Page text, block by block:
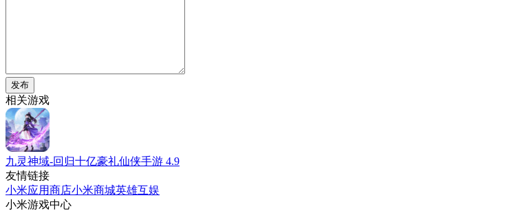
发布
相关游戏
九灵神域-回归十亿豪礼仙侠手游 4.9
友情链接
小米应用商店小米商城英雄互娱
小米游戏中心